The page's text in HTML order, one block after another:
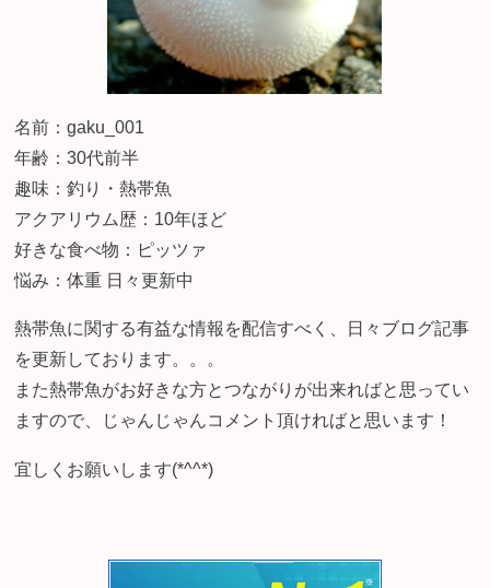
名前：gaku_001
年齢：30代前半
趣味：釣り・熱帯魚
アクアリウム歴：10年ほど
好きな食べ物：ピッツァ
悩み：体重 日々更新中
熱帯魚に関する有益な情報を配信すべく、日々ブログ記事
を更新しております。。。
また熱帯魚がお好きな方とつながりが出来ればと思ってい
ますので、じゃんじゃんコメント頂ければと思います！
宜しくお願いします(*^^*)